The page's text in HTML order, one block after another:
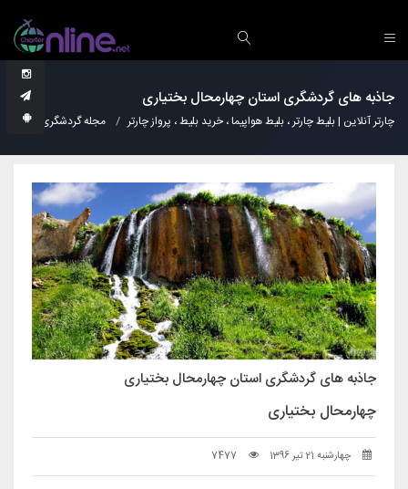
جاذبه های گردشگری استان چهارمحال بختیاری
چارتر آنلاین | بلیط چارتر ، بلیط هواپیما ، خرید بلیط ، پرواز چارتر مجله گردشگری
جاذبه های گردشگری استان چهارمحال بختیاری
چهارمحال بختیاری
چهارشنبه 21 تیر 1396 7477